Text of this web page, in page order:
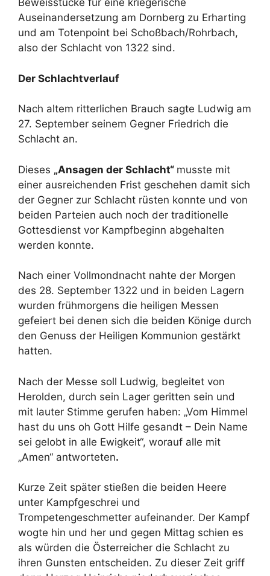
Beweisstücke für eine kriegerische
Auseinandersetzung am Dornberg zu Erharting
und am Totenpoint bei Schoßbach/Rohrbach,
also der Schlacht von 1322 sind.
Der Schlachtverlauf
Nach altem ritterlichen Brauch sagte Ludwig am
27. September seinem Gegner Friedrich die
Schlacht an.
Dieses „Ansagen der Schlacht“ musste mit
einer ausreichenden Frist geschehen damit sich
der Gegner zur Schlacht rüsten konnte und von
beiden Parteien auch noch der traditionelle
Gottesdienst vor Kampfbeginn abgehalten
werden konnte.
Nach einer Vollmondnacht nahte der Morgen
des 28. September 1322 und in beiden Lagern
wurden frühmorgens die heiligen Messen
gefeiert bei denen sich die beiden Könige durch
den Genuss der Heiligen Kommunion gestärkt
hatten.
Nach der Messe soll Ludwig, begleitet von
Herolden, durch sein Lager geritten sein und
mit lauter Stimme gerufen haben: „Vom Himmel
hast du uns oh Gott Hilfe gesandt – Dein Name
sei gelobt in alle Ewigkeit“, worauf alle mit
„Amen“ antworteten.
Kurze Zeit später stießen die beiden Heere
unter Kampfgeschrei und
Trompetengeschmetter aufeinander. Der Kampf
wogte hin und her und gegen Mittag schien es
als würden die Österreicher die Schlacht zu
ihren Gunsten entscheiden. Zu dieser Zeit griff